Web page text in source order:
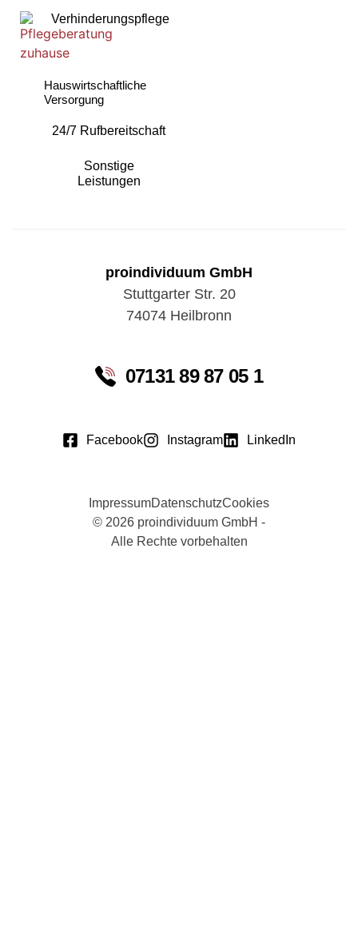
Verhinderungspflege
Hauswirtschaftliche
Versorgung
24/7 Rufbereitschaft
Sonstige
Leistungen
proindividuum GmbH
Stuttgarter Str. 20
74074 Heilbronn
07131 89 87 05 1
Facebook Instagram LinkedIn
© 2026 proindividuum GmbH -
Alle Rechte vorbehalten
ImpressumDatenschutzCookies